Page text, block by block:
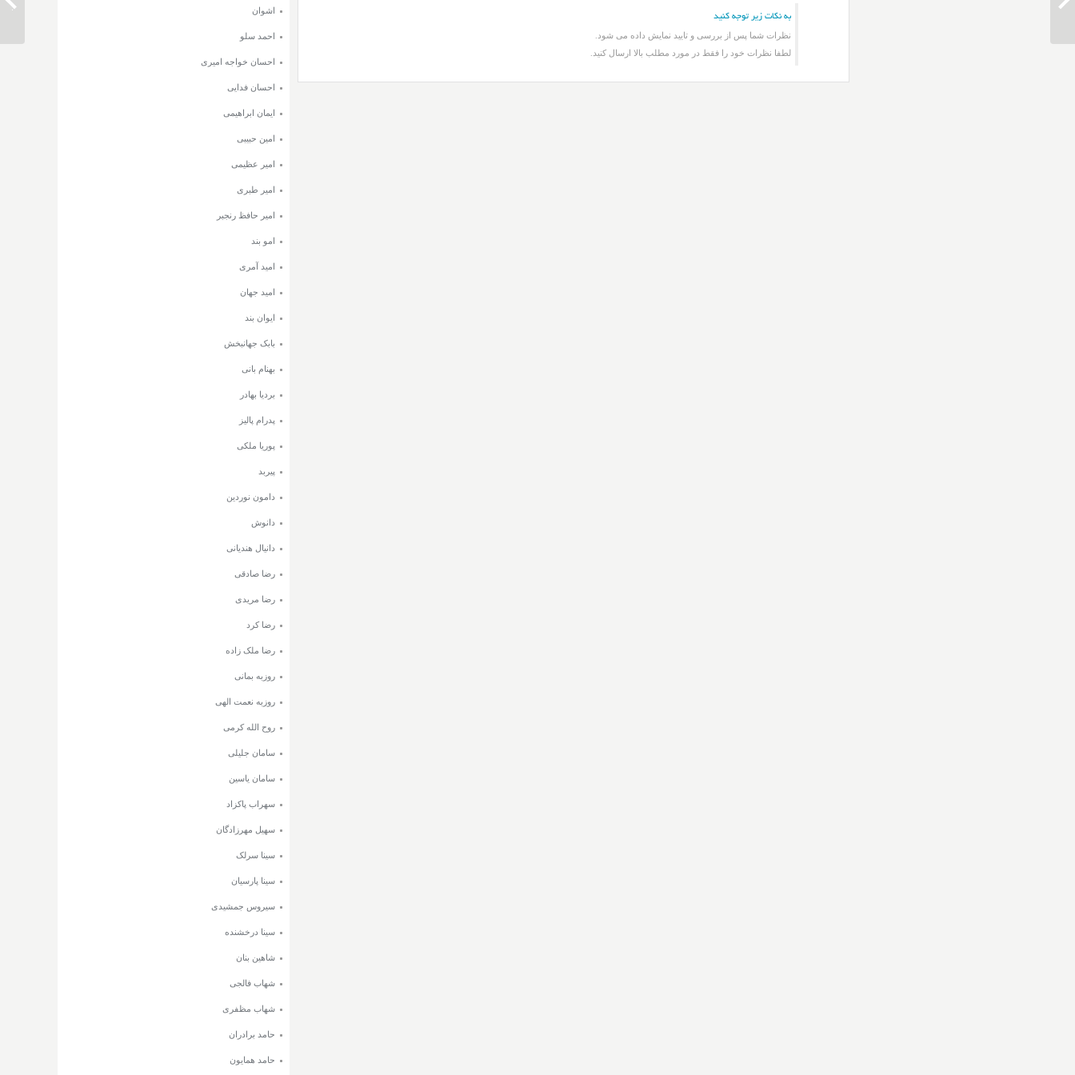
شهاب
به نکات زیر توجه کنید
نظرات شما پس از بررسی و تایید نمایش داده می شود.
لطفا نظرات خود را فقط در مورد مطلب بالا ارسال کنید.
اشوان
احمد سلو
احسان خواجه امیری
احسان فدایی
ایمان ابراهیمی
امین حبیبی
امیر عظیمی
امیر طبری
امیر حافظ رنجبر
امو بند
امید آمری
امید جهان
ایوان بند
بابک جهانبخش
بهنام بانی
بردیا بهادر
پدرام پالیز
پوریا ملکی
پیربد
دامون نوردین
دانوش
دانیال هندیانی
رضا صادقی
رضا مریدی
رضا کرد
رضا ملک زاده
روزبه بمانی
روزبه نعمت الهی
روح الله کرمی
سامان جلیلی
سامان یاسین
سهراب پاکزاد
سهیل مهرزادگان
سینا سرلک
سینا پارسیان
سیروس جمشیدی
سینا درخشنده
شاهین بنان
شهاب فالجی
شهاب مظفری
حامد برادران
حامد همایون